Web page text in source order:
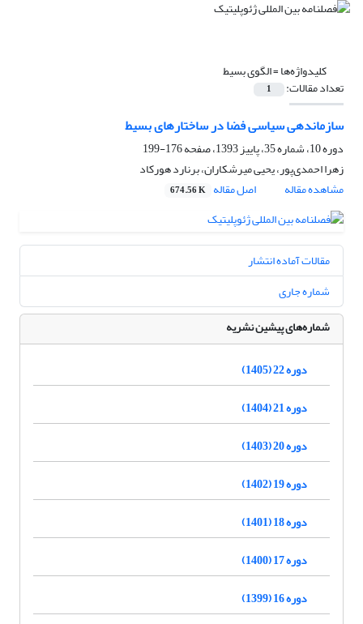
کلیدواژه‌ها =الگوی بسیط
تعداد مقالات: 1
سازماندهی سیاسی فضا در ساختار‌های بسیط
دوره 10، شماره 35، پاییز 1393، صفحه
176-199
زهرا احمدی‌پور، یحیی میرشکاران، برنارد هورکاد
مشاهده مقاله
اصل مقاله 674.56 K
مقالات آماده انتشار
شماره جاری
شماره‌های پیشین نشریه
دوره 22 (1405)
دوره 21 (1404)
دوره 20 (1403)
دوره 19 (1402)
دوره 18 (1401)
دوره 17 (1400)
دوره 16 (1399)